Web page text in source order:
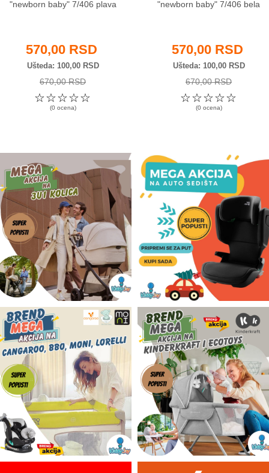
"newborn baby" 7/406 plava
570,00 RSD
Ušteda 100,00 RSD
670,00 RSD
☆
☆
☆
☆
☆
(0 ocena)
"newborn baby" 7/406 bela
570,00 RSD
Ušteda 100,00 RSD
670,00 RSD
☆
☆
☆
☆
☆
(0 ocena)